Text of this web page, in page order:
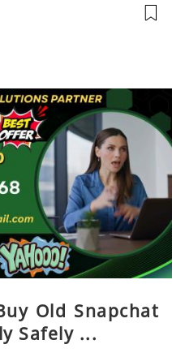
Old Snapchat
Safely ...